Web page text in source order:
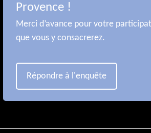
Provence !
Merci d’avance pour votre
que vous y consacrerez.
Répondre à l'enquête